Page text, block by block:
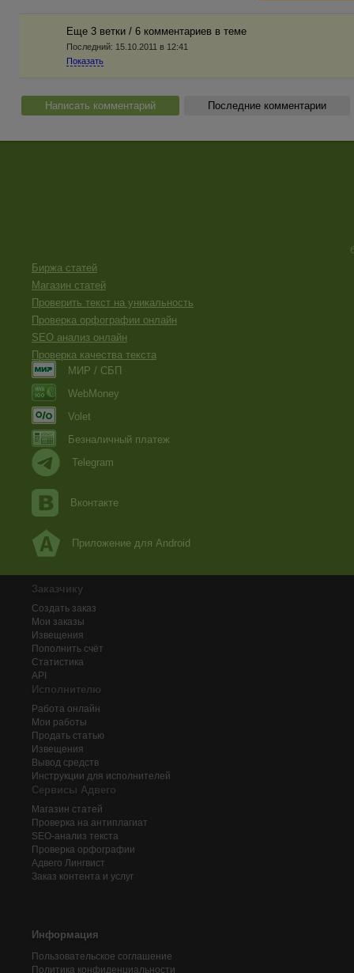
Еще 3 ветки / 6 комментариев в темe
Последний: 15.10.2011 в 12:41
Показать
Написать комментарий Последние комментарии
Биржа статей
Магазин статей
Проверить текст на уникальность
Проверка орфографии онлайн
SEO анализ онлайн
Проверка качества текста
МИР / СБП
WebMoney
Volet
Безналичный платеж
Telegram
Вконтакте
Приложение для Android
Заказчику
Создать заказ
Мои заказы
Извещения
Пополнить счёт
Статистика
API
Исполнителю
Работа онлайн
Мои работы
Продать статью
Извещения
Вывод средств
Инструкции для исполнителей
Сервисы Адвего
Магазин статей
Проверка на антиплагиат
SEO-анализ текста
Проверка орфографии
Адвего Лингвист
Заказ контента и услуг
Информация
Пользовательское соглашение
Политика конфиденциальности